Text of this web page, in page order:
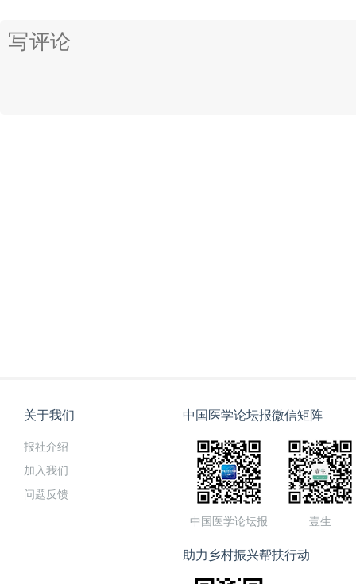
关于我们
报社介绍
加入我们
问题反馈
中国医学论坛报微信矩阵
中国医学论坛报 壹生
助力乡村振兴帮扶行动